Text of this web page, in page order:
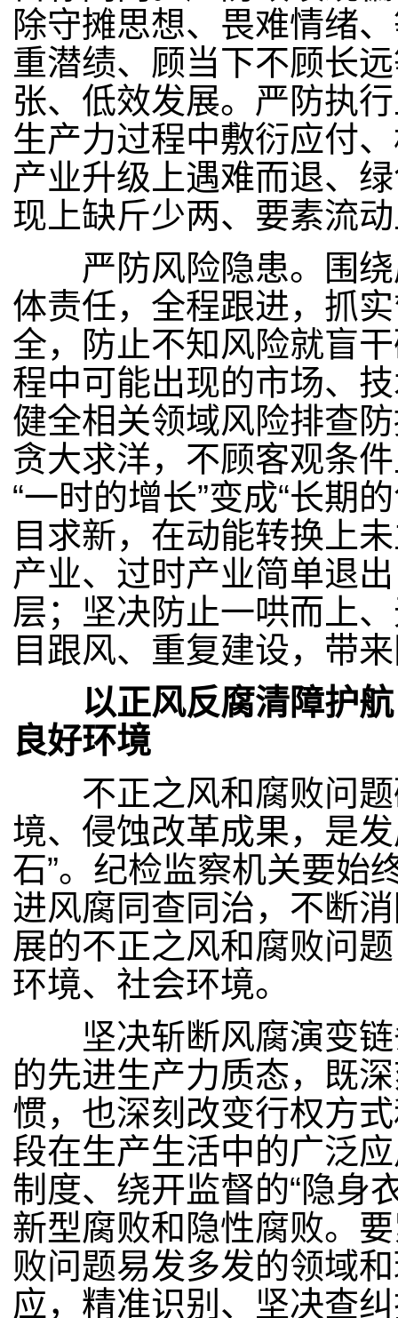
除守摊思想、畏难情绪
重潜绩、顾当下不顾长
张、低效发展。严防执
生产力过程中敷衍应付
产业升级上遇难而退、
现上缺斤少两、要素流
严防风险隐患。围绕
体责任，全程跟进，抓
全，防止不知风险就盲
程中可能出现的市场、
健全相关领域风险排查
贪大求洋，不顾客观条
“一时的增长”变成“长期
目求新，在动能转换上
产业、过时产业简单退
层；坚决防止一哄而上
目跟风、重复建设，带
以正风反腐清障护航
良好环境
不正之风和腐败问题
境、侵蚀改革成果，是
石”。纪检监察机关要始
进风腐同查同治，不断
展的不正之风和腐败问
环境、社会环境。
坚决斩断风腐演变链
的先进生产力质态，既
惯，也深刻改变行权方
段在生产生活中的广泛
制度、绕开监督的“隐身
新型腐败和隐性腐败。
败问题易发多发的领域
应，精准识别、坚决查